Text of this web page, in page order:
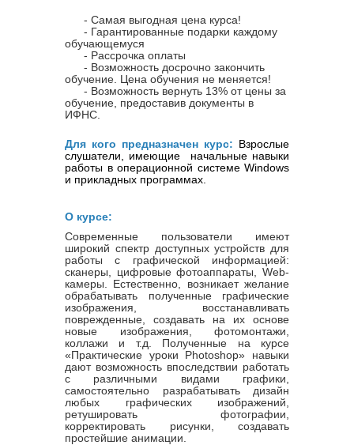
- Самая выгодная цена курса!
- Гарантированные подарки каждому
обучающемуся
- Рассрочка оплаты
- Возможность досрочно закончить
обучение. Цена обучения не меняется!
- Возможность вернуть 13% от цены за
обучение, предоставив документы в
ИФНС.
Для кого предназначен курс: Взрослые
слушатели, имеющие
начальные навыки
работы в операционной системе Windows
и прикладных программах.
О курсе:
Современные пользователи имеют
широкий спектр доступных устройств для
работы с графической информацией:
сканеры, цифровые фотоаппараты, Web-
камеры. Естественно, возникает желание
обрабатывать полученные графические
изображения, восстанавливать
поврежденные, создавать на их основе
новые изображения, фотомонтажи,
коллажи и т.д. Полученные на курсе
«Практические уроки Photoshop» навыки
дают возможность впоследствии работать
с различными видами графики,
самостоятельно разрабатывать дизайн
любых графических изображений,
ретушировать фотографии,
корректировать рисунки, создавать
простейшие анимации.